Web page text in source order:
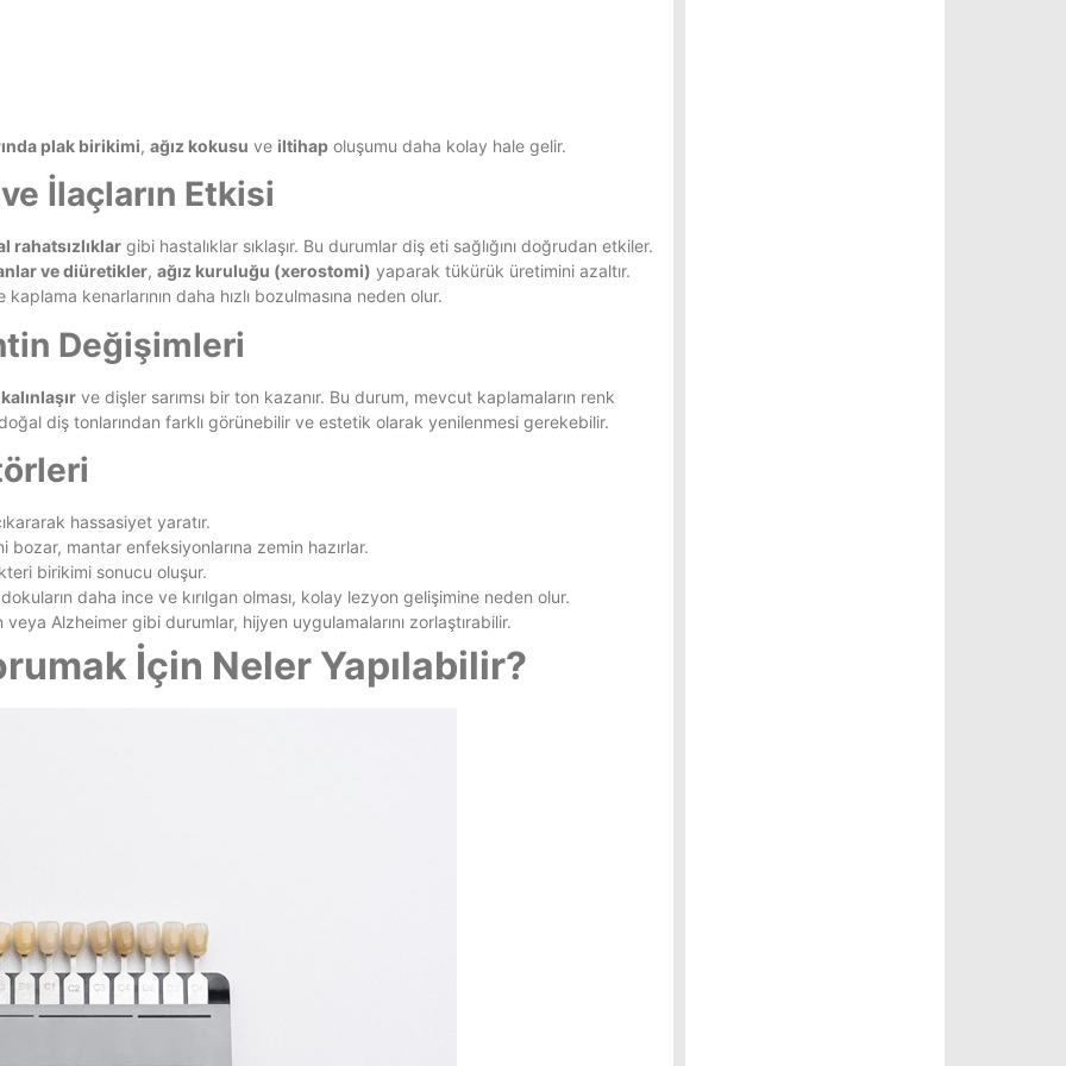
plak birikimi, ağız kokusu ve iltihap oluşumu daha kolay hale gelir.
İlaçların Etkisi
rahatsızlıklar gibi hastalıklar sıklaşır. Bu durumlar diş eti sağlığını doğrudan etkiler.
ve diüretikler, ağız kuruluğu (xerostomi) yaparak tükürük üretimini azaltır.
kenarlarının daha hızlı bozulmasına neden olur.
Değişimleri
ve dişler sarımsı bir ton kazanır. Bu durum, mevcut kaplamaların renk
diş tonlarından farklı görünebilir ve estetik olarak yenilenmesi gerekebilir.
hassasiyet yaratır.
bozar, mantar enfeksiyonlarına zemin hazırlar.
birikimi sonucu oluşur.
daha ince ve kırılgan olması, kolay lezyon gelişimine neden olur.
veya Alzheimer gibi durumlar, hijyen uygulamalarını zorlaştırabilir.
İçin Neler Yapılabilir?